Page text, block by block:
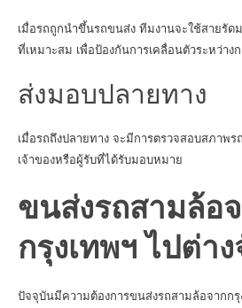
เมื่อรถถูกนำขึ้นรถขนส่ง ทีมงานจะใช้สายรัด
ที่เหมาะสม เพื่อป้องกันการเคลื่อนตัวระหว่างก
ส่งมอบปลายทาง
เมื่อรถถึงปลายทาง จะมีการตรวจสอบสภาพ
เจ้าของหรือผู้รับที่ได้รับมอบหมาย
ขนส่งรถสามล้อ
กรุงเทพฯ ไปต่า
ปัจจุบันมีความต้องการขนส่งรถสามล้อจากก